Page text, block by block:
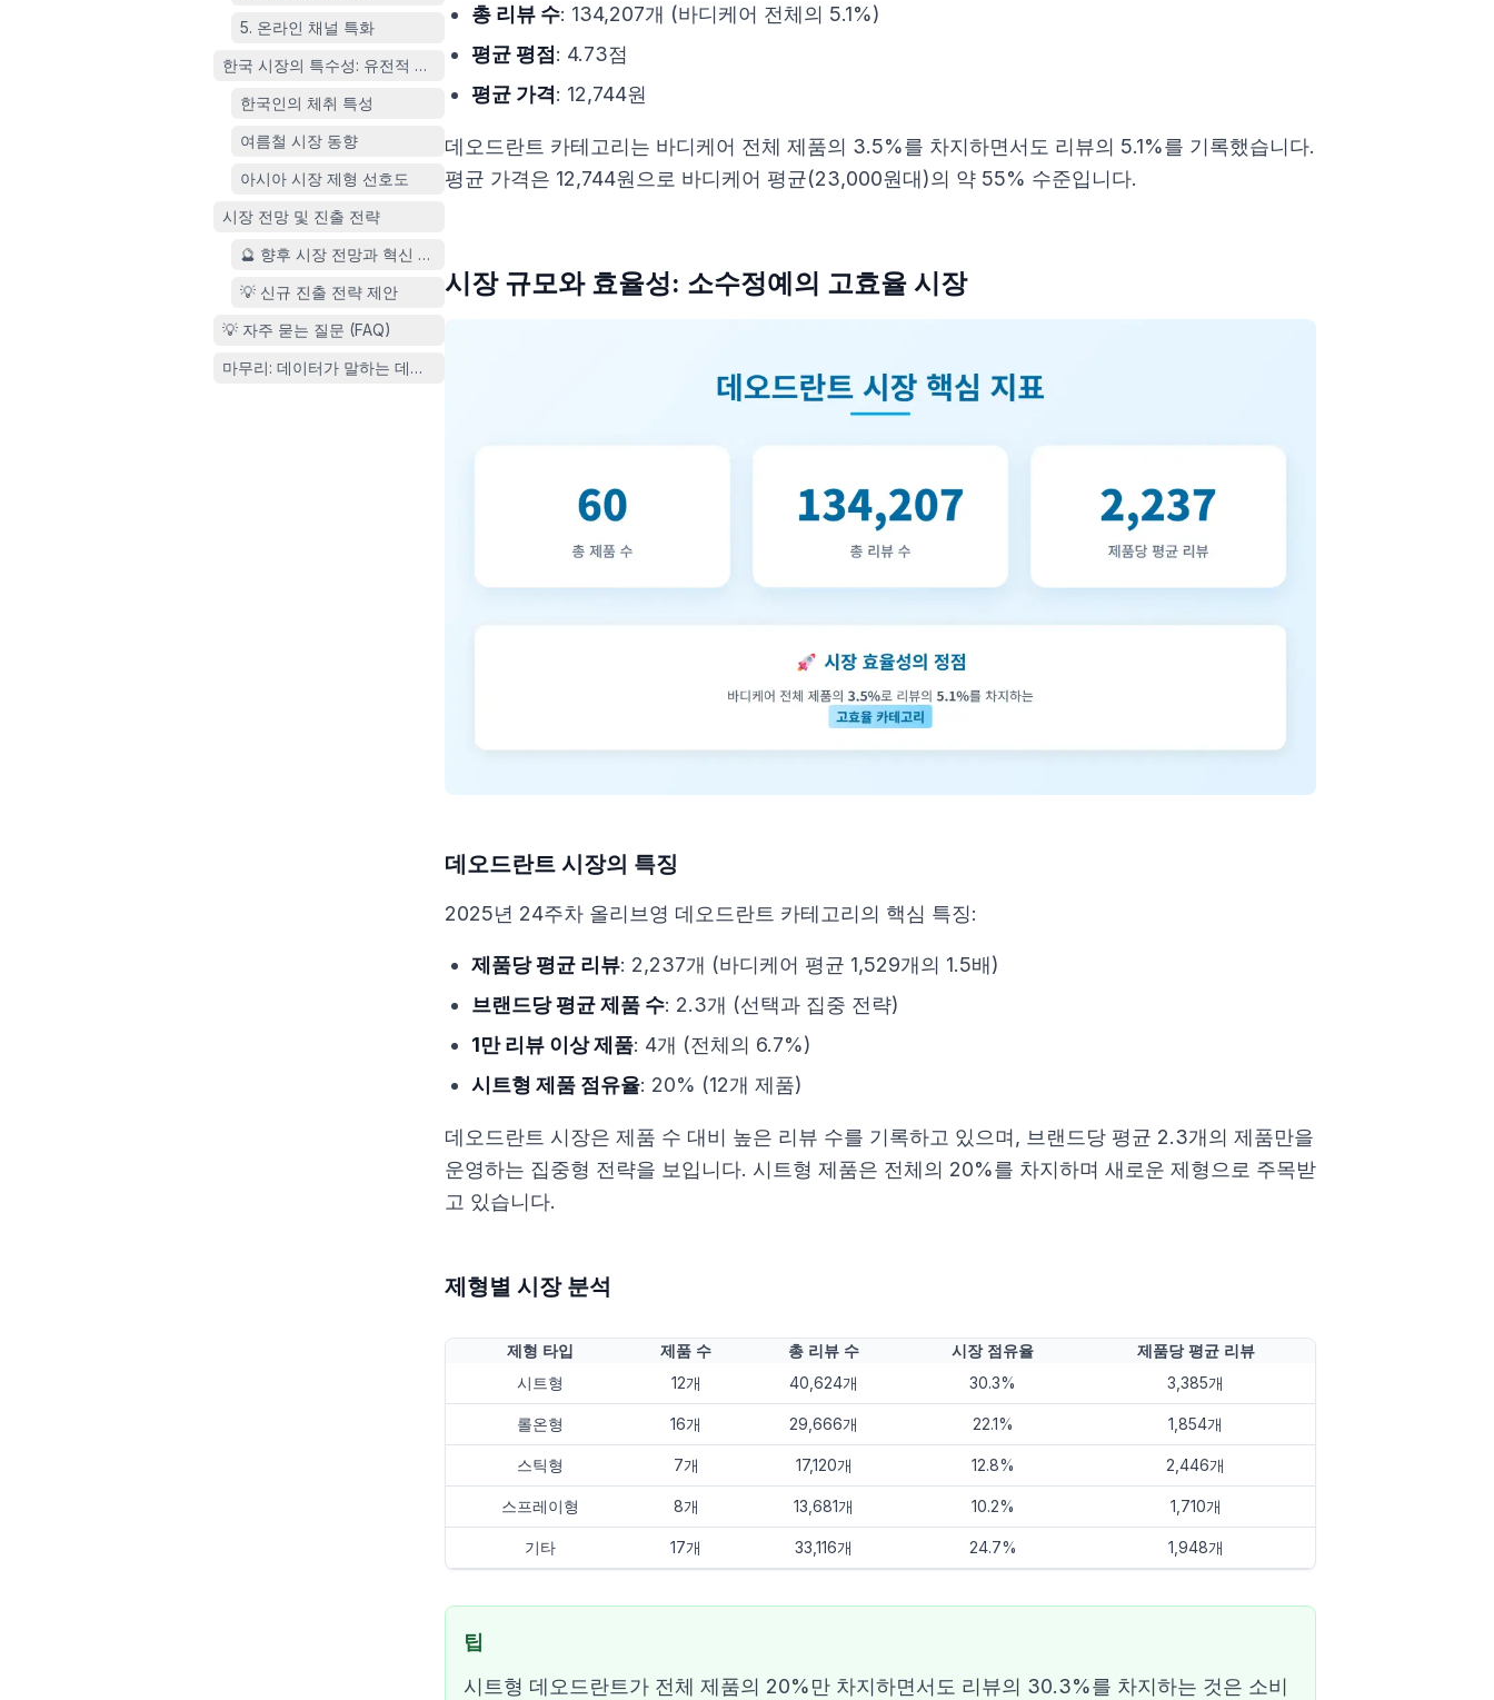
5. 온라인 채널 특화
한국 시장의 특수성: 유전적 특성과 소비 패턴
한국인의 체취 특성
여름철 시장 동향
아시아 시장 제형 선호도
시장 전망 및 진출 전략
🔮 향후 시장 전망과 혁신 기술
💡 신규 진출 전략 제안
💡 자주 묻는 질문 (FAQ)
마무리: 데이터가 말하는 데오드란트 시장의 미래
총 리뷰 수: 134,207개 (바디케어 전체의 5.1%)
평균 평점 : 4.73점
평균 가격: 12,744원
데오드란트 카테고리는 바디케어 전체 제품의 3.5%를 차지하면서도 리뷰의 5.1%를 기록했습니다.
평균 가격은 12,744원으로 바디케어 평균(23,000원대)의 약 55% 수준입니다.
시장 규모와 효율성: 소수정예의 고효율 시장
데오드란트 시장의 특징
2025년 24주차 올리브영 데오드란트 카테고리의 핵심 특징:
제품당 평균 리뷰: 2,237개 (바디케어 평균 1,529개의 1.5배)
브랜드당 평균 제품 수: 2.3개 (선택과 집중 전략)
1만 리뷰 이상 제품: 4개 (전체의 6.7%)
시트형 제품 점유율: 20% (12개 제품)
데오드란트 시장은 제품 수 대비 높은 리뷰 수를 기록하고 있으며, 브랜드당 평균 2.3개의 제품만을
운영하는 집중형 전략을 보입니다. 시트형 제품은 전체의 20%를 차지하며 새로운 제형으로 주목받
고 있습니다.
제형별 시장 분석
제형 타입 제품 수 총 리뷰 수 시장 점유율
제품당 평균 리뷰
시트형
12개 40,624개 30.3% 3,385개
롤온형 16개 29,666개 22.1% 1,854개
스틱형 7개 17,120개 12.8% 2,446개
스프레이형 8개 13,681개 10.2% 1,710개
기타 17개 33,116개 24.7% 1,948개
팁
시트형 데오드란트가 전체 제품의 20%만 차지하면서도 리뷰의 30.3%를 차지하는 것은 소비